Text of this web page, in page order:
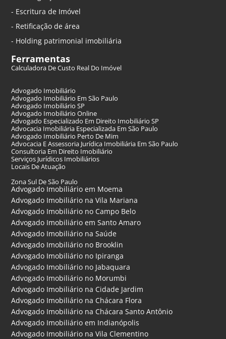
- Escritura de Imóvel
- Retificação de área
- Holding patrimonial imobiliária
Ferramentas
Calculadora De Custo Real Do Imóvel
Advogado Imobiliário
Advogado Imobiliário Em São Paulo
Advogado Imobiliário SP
Advogado Imobiliário Online
Advogado Especializado Em Direito Imobiliário SP
Advocacia Imobiliária Especializada Em São Paulo
Advogado Imobiliário Perto De Mim
Advocacia E Assessoria Jurídica Imobiliária Em São Paulo
Consultoria Em Direito Imobiliário
Serviços Jurídicos Imobiliários
Locais De Atuação
Zona Sul De São Paulo
Advogado Imobiliário em Moema
Advogado Imobiliário na Vila Mariana
Advogado Imobiliário no Campo Belo
Advogado Imobiliário em Santo Amaro
Advogado Imobiliário na Saúde
Advogado Imobiliário no Brooklin
Advogado Imobiliário no Ipiranga
Advogado Imobiliário no Jabaquara
Advogado Imobiliário no Morumbi
Advogado Imobiliário na Cidade Jardim
Advogado Imobiliário na Chácara Flora
Advogado Imobiliário na Chácara Santo Antônio
Advogado Imobiliário em Indianópolis
Advogado Imobiliário na Vila Clementino